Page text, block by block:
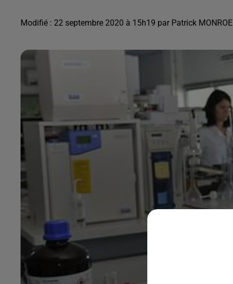
Modifié : 22 septembre 2020 à 15h19 par Patrick MONROE